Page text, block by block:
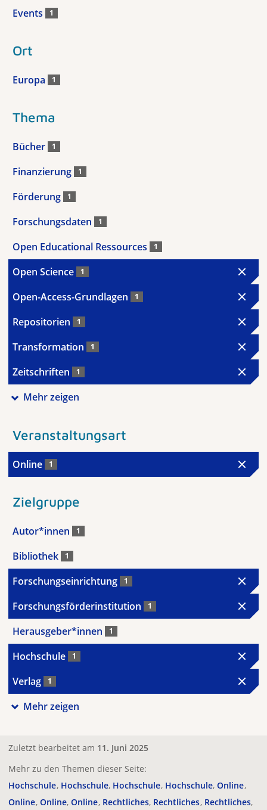
Events 1
Ort
Europa 1
Thema
Bücher 1
Finanzierung 1
Förderung 1
Forschungsdaten 1
Open Educational Ressources 1
Open Science 1
Open-Access-Grundlagen 1
Repositorien 1
Transformation 1
Zeitschriften 1
Mehr zeigen
Veranstaltungsart
Online 1
Zielgruppe
Autor*innen 1
Bibliothek 1
Forschungseinrichtung 1
Forschungsförderinstitution 1
Herausgeber*innen 1
Hochschule 1
Verlag 1
Mehr zeigen
Zuletzt bearbeitet am 11. Juni 2025
Mehr zu den Themen dieser Seite:
Hochschule Hochschule Hochschule Hochschule Online
Online Online Online Rechtliches Rechtliches Rechtliches